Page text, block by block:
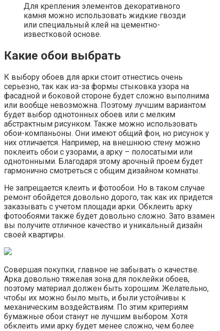
Для крепления элементов декоративного
камня можно использовать жидкие гвозди
или специальный клей на цементно-
известковой основе.
Какие обои выбрать
К выбору обоев для арки стоит отнестись очень
серьезно, так как из-за формы стыковка узора на
фасадной и боковой стороне будет сложно выполнима
или вообще невозможна. Поэтому лучшим вариантом
будет выбор однотонных обоев или с мелким
абстрактным рисунком. Также можно использовать
обои-компаньоны. Они имеют общий фон, но рисунок у
них отличается. Например, на внешнюю стену можно
поклеить обои с узорами, а арку – полосатыми или
однотонными. Благодаря этому арочный проем будет
гармонично смотреться с общим дизайном комнаты.
Не запрещается клеить и фотообои. Но в таком случае
ремонт обойдется довольно дорого, так как их придется
заказывать с учетом площади арки. Обклеить арку
фотообоями также будет довольно сложно. Зато взамен
вы получите отличное качество и уникальный дизайн
своей квартиры.
Совершая покупки, главное не забывать о качестве.
Арка довольно тяжелая зона для поклейки обоев,
поэтому материал должен быть хорошим. Желательно,
чтобы их можно было мыть, и были устойчивы к
механическим воздействиям. По этим критериям
бумажные обои станут не лучшим выбором. Хотя
обклеить ими арку будет менее сложно, чем более